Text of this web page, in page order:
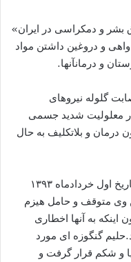
بشر و دمکراسی در ایران»
واهی و دروغین داشتن مواد
و درمانآنها.
مورد اصابت گلوله نیروهای
معلولیت شدید جسمی
بدون درمان و بلاتکلیف به حال
زندانی حلیم گنگوزه ای متولد ۱۳۶۴ در تاریخ اول خردادماه ۱۳۹۳
وی متوقف و حامل هیزم
اینکه به آنها اخطاری
گنگوزه ای مورد
و شکم قرار گرفت و